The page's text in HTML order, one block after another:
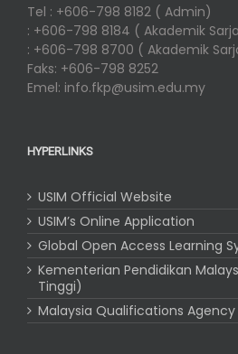
Tel : +606-798 8182 ( Admin)
: +606-798 8184 ( Akademik
: +606-798 8700 ( Akademik
Faks: +606-798 8252
Emel: info.fkp@usim.edu.my
HYPERLINKS
USIM Official Website
USIM’s Online Application
Global Open Access Learning
Kementerian Pendidikan
Tinggi)
Malaysia Qualifications Agency